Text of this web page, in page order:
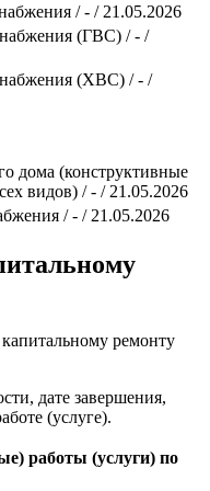
/ - / 21.05.2026
(ГВС) / - /
(ХВС) / - /
дома (конструктивные
видов) / - / 21.05.2026
/ - / 21.05.2026
ремонту
дате завершения,
(услуге).
работы (услуги) по